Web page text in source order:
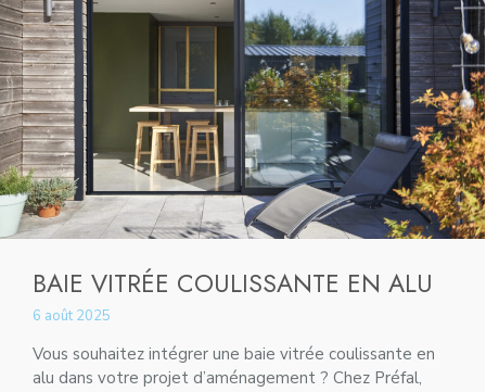
BAIE VITRÉE COULISSANTE EN ALU
6 août 2025
Vous souhaitez intégrer une baie vitrée coulissante en
alu dans votre projet d’aménagement ? Chez Préfal,